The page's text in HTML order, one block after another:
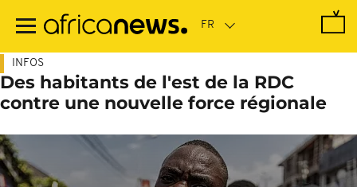
contenu
INFOS
Des habitants de l'est de la RDC
contre une nouvelle force régionale